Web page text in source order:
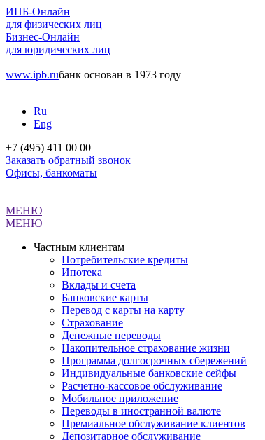
ИПБ-Онлайн
для физических лиц
Бизнес-Онлайн
для юридических лиц
www.ipb.ruбанк основан в 1973 году
Ru
Eng
+7 (495) 411 00 00
Заказать обратный звонок
Офисы, банкоматы
МЕНЮ
МЕНЮ
Частным клиентам
Потребительские кредиты
Ипотека
Вклады и счета
Банковские карты
Перевод с карты на карту
Страхование
Денежные переводы
Накопительное страхование жизни
Программа долгосрочных сбережений
Индивидуальные банковские сейфы
Расчетно-кассовое обслуживание
Мобильное приложение
Переводы в иностранной валюте
Премиальное обслуживание клиентов
Депозитарное обслуживание